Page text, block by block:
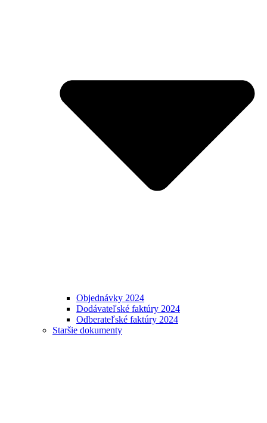
Objednávky 2024
Dodávateľské faktúry 2024
Odberateľské faktúry 2024
Staršie dokumenty